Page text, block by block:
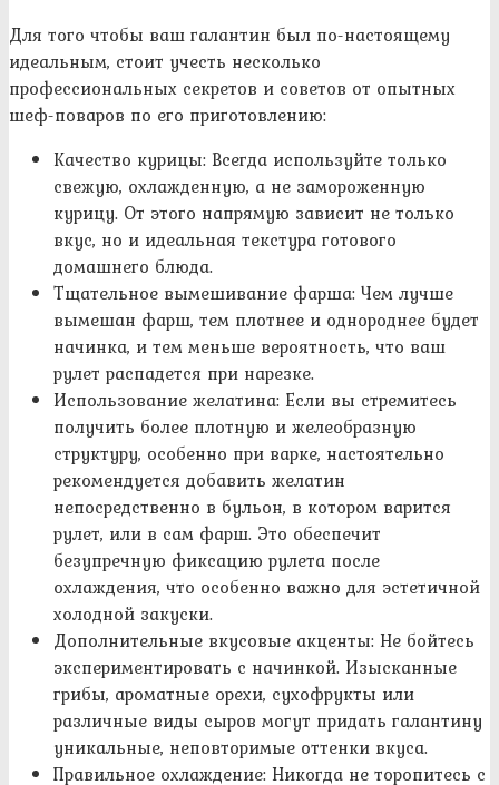
Для того чтобы ваш галантин был по-настоящему
идеальным, стоит учесть несколько
профессиональных секретов и советов от опытных
шеф-поваров по его приготовлению:
Качество курицы: Всегда используйте только
свежую, охлажденную, а не замороженную
курицу. От этого напрямую зависит не только
вкус, но и идеальная текстура готового
домашнего блюда.
Тщательное вымешивание фарша: Чем лучше
вымешан фарш, тем плотнее и однороднее будет
начинка, и тем меньше вероятность, что ваш
рулет распадется при нарезке.
Использование желатина: Если вы стремитесь
получить более плотную и желеобразную
структуру, особенно при варке, настоятельно
рекомендуется добавить желатин
непосредственно в бульон, в котором варится
рулет, или в сам фарш. Это обеспечит
безупречную фиксацию рулета после
охлаждения, что особенно важно для эстетичной
холодной закуски.
Дополнительные вкусовые акценты: Не бойтесь
экспериментировать с начинкой. Изысканные
грибы, ароматные орехи, сухофрукты или
различные виды сыров могут придать галантину
уникальные, неповторимые оттенки вкуса.
Правильное охлаждение: Никогда не торопитесь с